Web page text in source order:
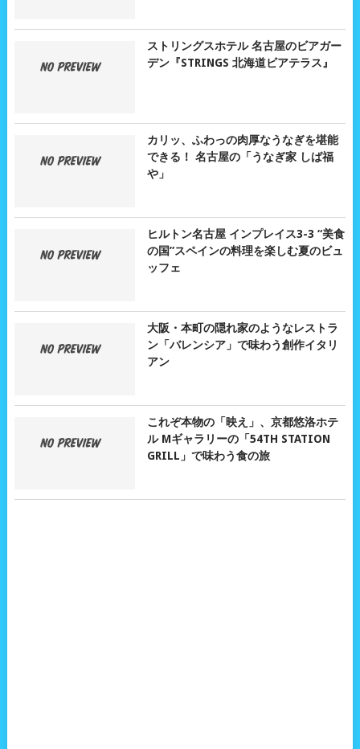
ストリングスホテル 名古屋のビアガー
デン『STRINGS 北海道ビアテラス』
カリッ、ふわっの肉厚なうなぎを堪能
できる！ 名古屋の「うなぎ家 しば福
や」
ヒルトン名古屋 インプレイス3-3 “美食
の国”スペインの料理を楽しむ夏のビュ
ッフェ
大阪・本町の隠れ家のようなレストラ
ン「バレンシア」で味わう創作イタリ
アン
これぞ本物の「映え」、京都悠洛ホテ
ル Mギャラリーの「54TH STATION
GRILL」で味わう食の旅